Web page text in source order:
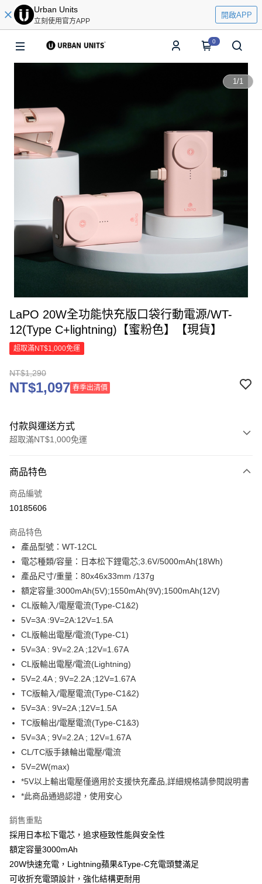
Urban Units
立刻使用官方APP
開啟APP
0
1/1
LaPO 20W全功能快充版口袋行動電源/WT-
12(Type C+lightning)【蜜粉色】【現貨】
超取滿NT$1,000免運
NT$1,290
NT$1,097 春季出清價
付款與運送方式
超取滿NT$1,000免運
信用卡一次付款
信用卡分期付款
合作金庫商業銀行
華南商業銀行
上海商業儲蓄銀行
台北富邦商業銀行
國泰世華商業銀行
兆豐國際商業銀行
臺灣中小企業銀行
台中商業銀行
匯豐（台灣）商業銀行
聯邦商業銀行
元大商業銀行
玉山商業銀行
台新國際商業銀行
台灣樂天信用卡公司
6 期 0 利率 每期
華南商業銀行
上海商業儲蓄銀行
台北富邦商業銀行
國泰世華商業銀行
兆豐國際商業銀行
臺灣中小企業銀行
匯豐（台灣）商業銀行
聯邦商業銀行
元大商業銀行
玉山商業銀行
台新國際商業銀行
台灣樂天信用卡公司
LINE Pay
Apple Pay
ATM付款
運送方式
付款後全家取貨
每筆NT$80，滿NT$1,000(含以上)免運費
付款後7-11取貨
每筆NT$80，滿NT$1,000(含以上)免運費
黑貓宅急便
每筆NT$120，滿NT$1,000(含以上)免運費
黑貓宅配(離島)
每筆NT$250，滿NT$2,000(含以上)免運費
付款後門市自取
每筆NT$120，滿NT$1,000(含以上)免運費
商品特色
商品編號
10185606
商品特色
產品型號：WT-12CL
電芯種類/容量：日本松下鋰電芯;3.6V/5000mAh(18Wh)
產品尺寸/重量：80x46x33mm /137g
額定容量:3000mAh(5V);1550mAh(9V);1500mAh(12V)
CL版輸入/電壓電流(Type-C1&2)
5V=3A :9V=2A:12V=1.5A
CL版輸出電壓/電流(Type-C1)
5V=3A : 9V=2.2A ;12V=1.67A
CL版輸出電壓/電流(Lightning)
5V=2.4A ; 9V=2.2A ;12V=1.67A
TC版輸入/電壓電流(Type-C1&2)
5V=3A : 9V=2A ;12V=1.5A
TC版輸出/電壓電流(Type-C1&3)
5V=3A ; 9V=2.2A ; 12V=1.67A
CL/TC版手錶輪出電壓/電流
5V=2W(max)
*5V以上輸出電壓僅適用於支援快充產品,詳細規格請參閱說明書
*此商品通過認證，使用安心
銷售重點
採用日本松下電芯，追求極致性能與安全性
額定容量3000mAh
20W快速充電，Lightning蘋果&Type-C充電頭雙滿足
可收折充電頭設計，強化結構更耐用